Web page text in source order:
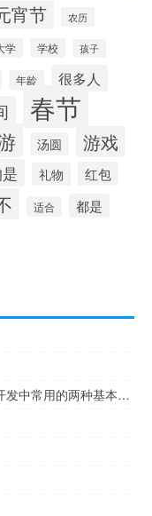
宵节 农历
学 学校 孩子
年龄 很多人
春节
汤圆 游戏
礼物 红包
适合 都是
常用的信息系统开发方法有（信息系统开发中常用的两种基本方法）